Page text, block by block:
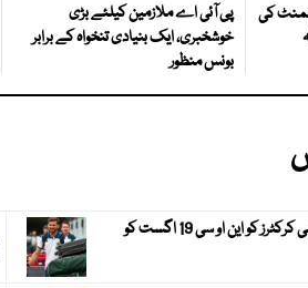
کی
پی آئی اے ملازمین کیلئے بڑی
خوشخبری، ایک بنیادی تنخواہ کے برابر
بونس منظور
کیریبین پریمیئر لیگ ، قومی کرکٹرز کو این او سی 19 اگست کو